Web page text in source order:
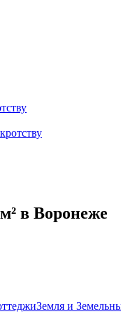
в Воронеже
Земля и